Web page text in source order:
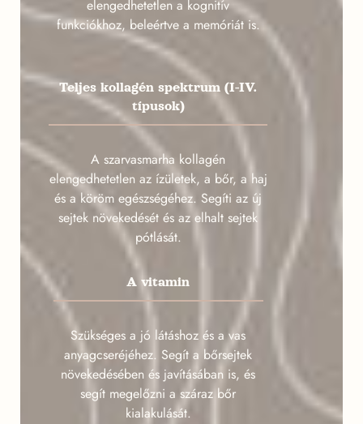
elengedhetetlen a kognitív
funkciókhoz, beleértve a memóriát is.
Teljes kollagén spektrum (I-IV.
típusok)
A szarvasmarha kollagén
elengedhetetlen az ízületek, a bőr, a haj
és a köröm egészségéhez. Segíti az új
sejtek növekedését és az elhalt sejtek
pótlását.
A vitamin
Szükséges a jó látáshoz és a vas
anyagcseréjéhez. Segít a bőrsejtek
növekedésében és javításában is, és
segít megelőzni a száraz bőr
kialakulását.